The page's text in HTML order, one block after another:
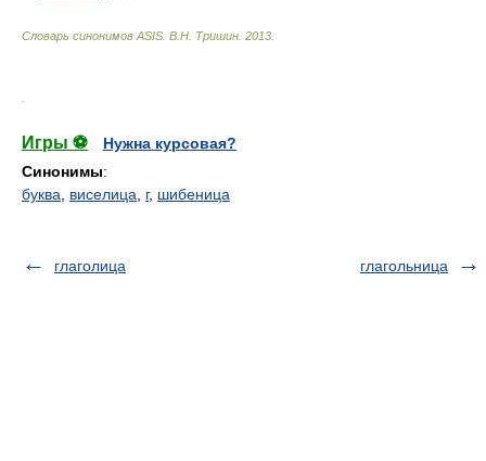
Словарь синонимов ASIS. В.Н. Тришин 2013
Игры ⚽
Нужна курсовая?
Синонимы:
буква
виселица г, шибеница
глаголица глагольница